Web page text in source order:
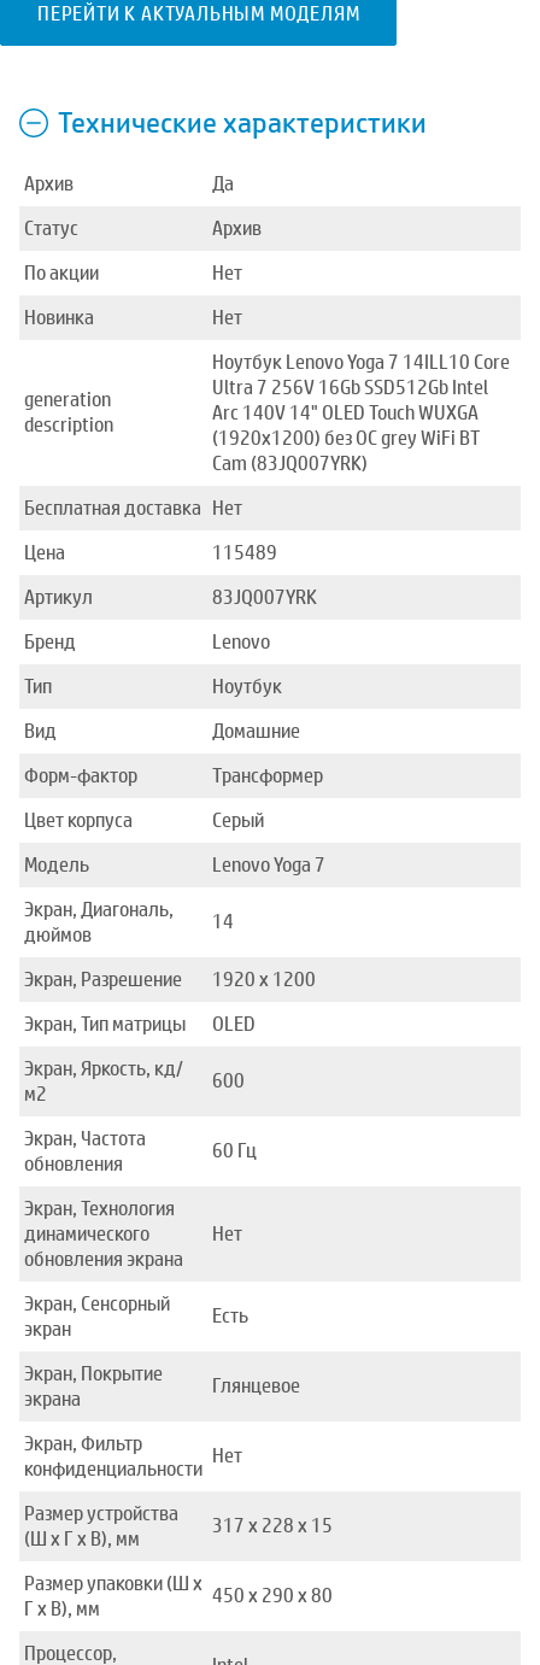
ПЕРЕЙТИ К АКТУАЛЬНЫМ МОДЕЛЯМ
Технические характеристики
Архив
Да
Статус
Архив
По акции
Нет
Новинка
Нет
generation
description
Ноутбук Lenovo Yoga 7 14ILL10 Core
Ultra 7 256V 16Gb SSD512Gb Intel
Arc 140V 14" OLED Touch WUXGA
(1920x1200) без ОС grey WiFi BT
Cam (83JQ007YRK)
Бесплатная доставка Нет
Цена
115489
Артикул
83JQ007YRK
Бренд
Lenovo
Тип
Ноутбук
Вид
Домашние
Форм-фактор
Трансформер
Цвет корпуса
Серый
Модель
Lenovo Yoga 7
Экран, Диагональ,
дюймов
14
Экран, Разрешение
1920 x 1200
Экран, Тип матрицы
OLED
Экран, Яркость, кд/
м2
600
Экран, Частота
обновления
60 Гц
Экран, Технология
динамического
обновления экрана
Нет
Экран, Сенсорный
экран
Есть
Экран, Покрытие
экрана
Глянцевое
Экран, Фильтр
конфиденциальности
Нет
Размер устройства
(Ш x Г x В), мм
317 x 228 x 15
Размер упаковки (Ш x
Г x В), мм
450 x 290 x 80
Процессор,